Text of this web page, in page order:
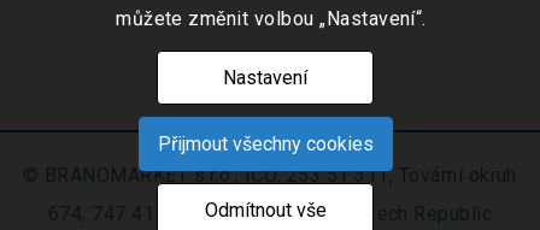
© BRANOMARKET s.r.o., IČO: 253 51 311, Tovární okruh
674, 747 41 Hradec nad Moravicí, Czech Republic
můžete změnit volbou „Nastavení“.
Nastavení
Přijmout všechny cookies
Odmítnout vše